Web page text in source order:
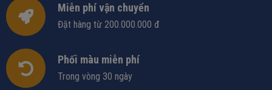
Miễn phí vận chuyển
Đặt hàng từ 200.000.000 đ
Phối màu miễn phí
Trong vòng 30 ngày